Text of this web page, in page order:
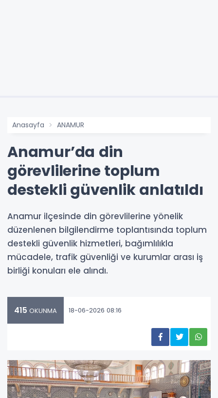
Anasayfa ANAMUR
Anamur’da din
görevlilerine toplum
destekli güvenlik anlatıldı
Anamur ilçesinde din görevlilerine yönelik
düzenlenen bilgilendirme toplantısında toplum
destekli güvenlik hizmetleri, bağımlılıkla
mücadele, trafik güvenliği ve kurumlar arası iş
birliği konuları ele alındı.
415 OKUNMA 18-06-2026 08:16